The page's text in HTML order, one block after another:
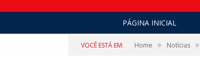
PÁGINA INICIAL
VOCÊ ESTÁ EM: Home » Notícias »